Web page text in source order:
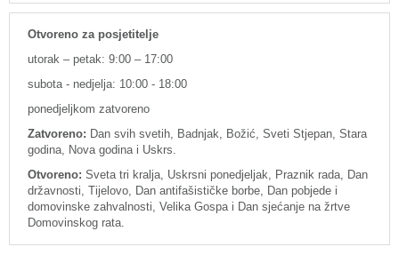
Otvoreno za posjetitelje
utorak – petak: 9:00 – 17:00
subota - nedjelja: 10:00 - 18:00
ponedjeljkom zatvoreno
Zatvoreno: Dan svih svetih, Badnjak, Božić, Sveti Stjepan, Stara
godina, Nova godina i Uskrs.
Otvoreno: Sveta tri kralja, Uskrsni ponedjeljak, Praznik rada, Dan
državnosti, Tijelovo, Dan antifašističke borbe, Dan pobjede i
domovinske zahvalnosti, Velika Gospa i Dan sjećanje na žrtve
Domovinskog rata.